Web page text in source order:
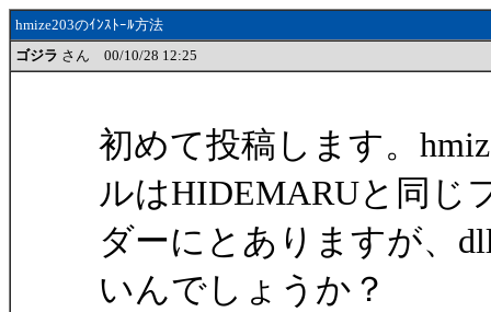
hmize203のｲﾝｽﾄｰﾙ方法
ゴジラ さん 00/10/28 12:25
初めて投稿します。
ルはHIDEMARUと同じ
ダーにとありますが、
いんでしょうか？